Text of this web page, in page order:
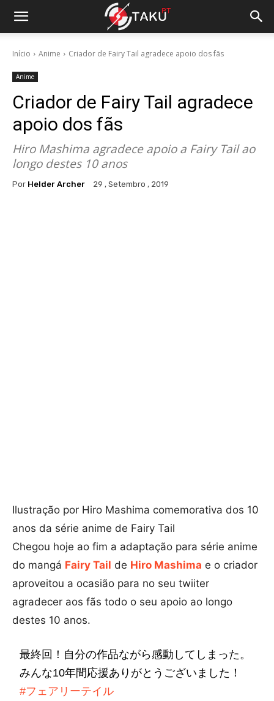
Início Anime Criador de Fairy Tail agradece apoio dos fãs
Anime
Criador de Fairy Tail agradece
apoio dos fãs
Hiro Mashima agradece apoio a Fairy Tail ao
longo destes 10 anos
Por Helder Archer 29 , Setembro , 2019
Ilustração por Hiro Mashima comemorativa dos 10
anos da série anime de Fairy Tail
Chegou hoje ao fim a adaptação para série anime
do mangá Fairy Tail de Hiro Mashima e o criador
aproveitou a ocasião para no seu twiiter
agradecer aos fãs todo o seu apoio ao longo
destes 10 anos.
最終回！自分の作品ながら感動してしまった。
みんな10年間応援ありがとうございました！
#フェアリーテイル